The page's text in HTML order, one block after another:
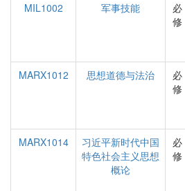
MIL1002
军事技能
必
修
MARX1012
思想道德与法治
必
修
MARX1014
习近平新时代中国
特色社会主义思想
概论
必
修